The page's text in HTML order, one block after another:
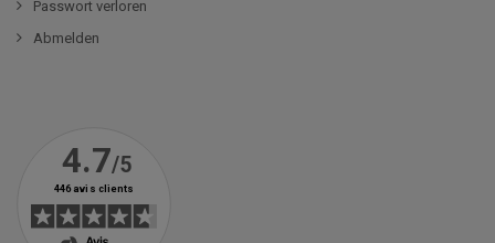
Passwort verloren
Abmelden